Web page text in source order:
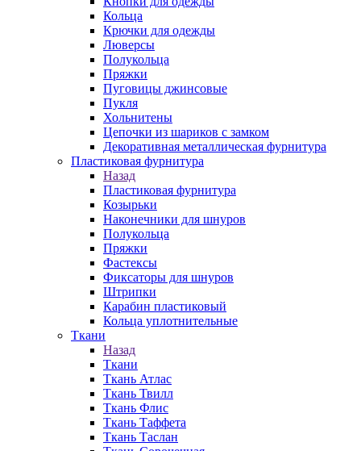
Кольца
Крючки для одежды
Люверсы
Полукольца
Пряжки
Пуговицы джинсовые
Пукля
Хольнитены
Цепочки из шариков с замком
Декоративная металлическая фурнитура
Пластиковая фурнитура
Назад
Пластиковая фурнитура
Козырьки
Наконечники для шнуров
Полукольца
Пряжки
Фастексы
Фиксаторы для шнуров
Штрипки
Карабин пластиковый
Кольца уплотнительные
Ткани
Назад
Ткани
Ткань Атлас
Ткань Твилл
Ткань Флис
Ткань Таффета
Ткань Таслан